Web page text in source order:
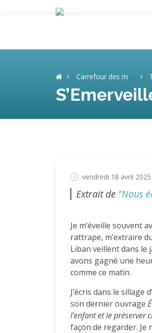
Carrefour des mémoires
vendredi 18 avril 2025
Extrait de "Nous
Je m’éveille souvent
rattrape, m’extraire
Liban veillent dans le
avons gagné une
comme ce matin.
J’écris dans le
son dernier ouvrage
l’enfant et le préserver
façon de regarder. Je